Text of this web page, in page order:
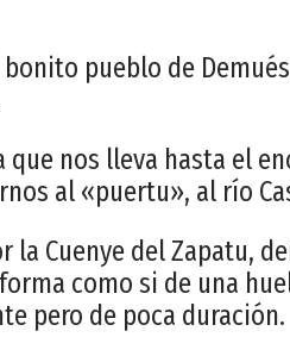
pueblo de
nos lleva hasta el
al «puertu», al río
la Cuenye del Zapatu,
como si de una
pero de poca duración.